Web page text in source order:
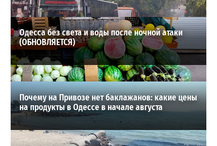
ВИБОР РЕДАКЦИИ
Одесса без света и воды после ночной атаки
(ОБНОВЛЯЕТСЯ)
Почему на Привозе нет баклажанов: какие цены
на продукты в Одессе в начале августа